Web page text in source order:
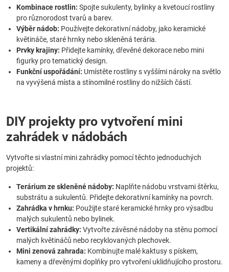
Kombinace rostlin: Spojte sukulenty, bylinky a kvetoucí rostliny
pro různorodost tvarů a barev.
Výběr nádob: Používejte dekorativní nádoby, jako keramické
květináče, staré hrnky nebo skleněná terária.
Prvky krajiny: Přidejte kamínky, dřevěné dekorace nebo mini
figurky pro tematický design.
Funkční uspořádání: Umístěte rostliny s vyššími nároky na světlo
na vyvýšená místa a stínomilné rostliny do nižších částí.
DIY projekty pro vytvoření mini
zahrádek v nádobách
Vytvořte si vlastní mini zahrádky pomocí těchto jednoduchých
projektů:
Terárium ze skleněné nádoby: Naplňte nádobu vrstvami štěrku,
substrátu a sukulentů. Přidejte dekorativní kamínky na povrch.
Zahrádka v hrnku: Použijte staré keramické hrnky pro výsadbu
malých sukulentů nebo bylinek.
Vertikální zahrádky: Vytvořte závěsné nádoby na stěnu pomocí
malých květináčů nebo recyklovaných plechovek.
Mini zenová zahrada: Kombinujte malé kaktusy s pískem,
kameny a dřevěnými doplňky pro vytvoření uklidňujícího prostoru.